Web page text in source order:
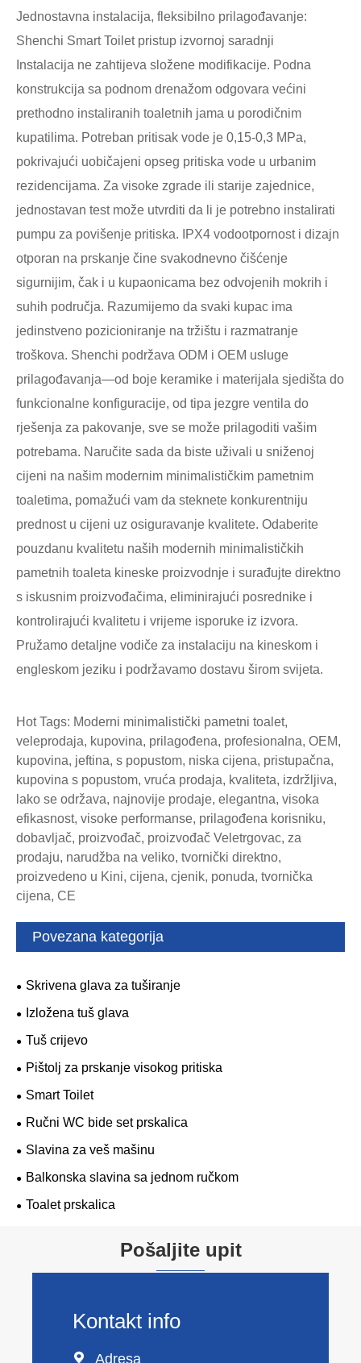
Jednostavna instalacija, fleksibilno prilagođavanje:
Shenchi Smart Toilet pristup izvornoj saradnji
Instalacija ne zahtijeva složene modifikacije. Podna
konstrukcija sa podnom drenažom odgovara većini
prethodno instaliranih toaletnih jama u porodičnim
kupatilima. Potreban pritisak vode je 0,15-0,3 MPa,
pokrivajući uobičajeni opseg pritiska vode u urbanim
rezidencijama. Za visoke zgrade ili starije zajednice,
jednostavan test može utvrditi da li je potrebno instalirati
pumpu za povišenje pritiska. IPX4 vodootpornost i dizajn
otporan na prskanje čine svakodnevno čišćenje
sigurnijim, čak i u kupaonicama bez odvojenih mokrih i
suhih područja. Razumijemo da svaki kupac ima
jedinstveno pozicioniranje na tržištu i razmatranje
troškova. Shenchi podržava ODM i OEM usluge
prilagođavanja—od boje keramike i materijala sjedišta do
funkcionalne konfiguracije, od tipa jezgre ventila do
rješenja za pakovanje, sve se može prilagoditi vašim
potrebama. Naručite sada da biste uživali u sniženoj
cijeni na našim modernim minimalističkim pametnim
toaletima, pomažući vam da steknete konkurentniju
prednost u cijeni uz osiguravanje kvalitete. Odaberite
pouzdanu kvalitetu naših modernih minimalističkih
pametnih toaleta kineske proizvodnje i surađujte direktno
s iskusnim proizvođačima, eliminirajući posrednike i
kontrolirajući kvalitetu i vrijeme isporuke iz izvora.
Pružamo detaljne vodiče za instalaciju na kineskom i
engleskom jeziku i podržavamo dostavu širom svijeta.
Hot Tags: Moderni minimalistički pametni toalet,
veleprodaja, kupovina, prilagođena, profesionalna, OEM,
kupovina, jeftina, s popustom, niska cijena, pristupačna,
kupovina s popustom, vruća prodaja, kvaliteta, izdržljiva,
lako se održava, najnovije prodaje, elegantna, visoka
efikasnost, visoke performanse, prilagođena korisniku,
dobavljač, proizvođač, proizvođač Veletrgovac, za
prodaju, narudžba na veliko, tvornički direktno,
proizvedeno u Kini, cijena, cjenik, ponuda, tvornička
cijena, CE
Povezana kategorija
Skrivena glava za tuširanje
Izložena tuš glava
Tuš crijevo
Pištolj za prskanje visokog pritiska
Smart Toilet
Ručni WC bide set prskalica
Slavina za veš mašinu
Balkonska slavina sa jednom ručkom
Toalet prskalica
Pošaljite upit
Kontakt info
 Adresa